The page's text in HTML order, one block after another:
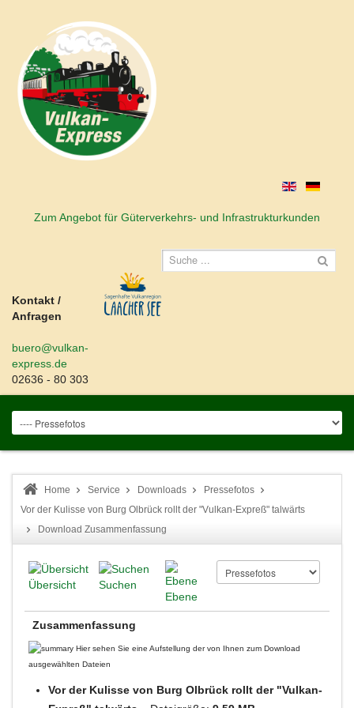
Zum Angebot für Güterverkehrs- und Infrastrukturkunden
Kontakt /
Anfragen
buero@vulkan-
express.de
02636 - 80 303
Home Service Downloads
Pressefotos
Vor der Kulisse von Burg Olbrück rollt der "Vulkan-Expreß" talwärts
Download Zusammenfassung
Übersicht
Suchen
Ebene
Zusammenfassung
Hier sehen Sie eine Aufstellung der von Ihnen zum Download
ausgewählten Dateien
Vor der Kulisse von Burg Olbrück rollt der "Vulkan-